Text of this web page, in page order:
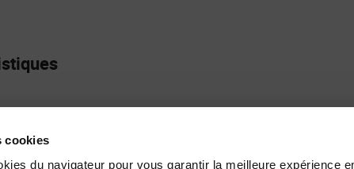
cookies
du navigateur pour vous garantir la meilleure expérience